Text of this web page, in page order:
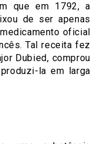
que em 1792, a
de ser apenas
oficial
Tal receita fez
Dubied, comprou
la em larga